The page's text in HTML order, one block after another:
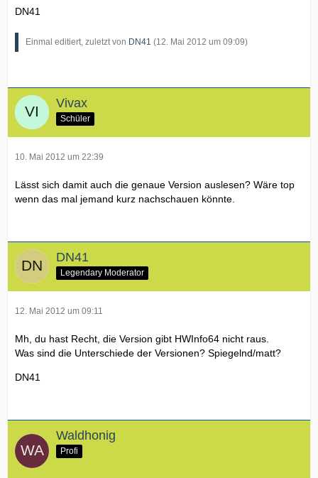
DN41
Einmal editiert, zuletzt von DN41 (12. Mai 2012 um 09:09)
Vivax
Schüler
10. Mai 2012 um 22:39
Lässt sich damit auch die genaue Version auslesen? Wäre top
wenn das mal jemand kurz nachschauen könnte.
DN41
Legendary Moderator
12. Mai 2012 um 09:11
Mh, du hast Recht, die Version gibt HWInfo64 nicht raus.
Was sind die Unterschiede der Versionen? Spiegelnd/matt?
DN41
Waldhonig
Profi